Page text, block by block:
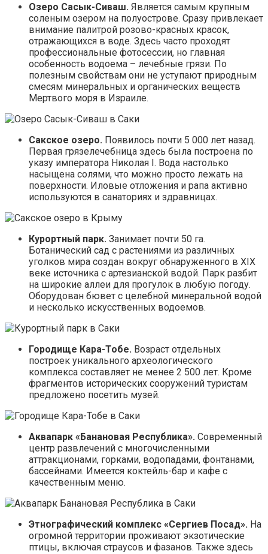
Озеро Сасык-Сиваш. Является самым крупным
соленым озером на полуострове. Сразу привлекает
внимание палитрой розово-красных красок,
отражающихся в воде. Здесь часто проходят
профессиональные фотосессии, но главная
особенность водоема – лечебные грязи. По
полезным свойствам они не уступают природным
смесям минеральных и органических веществ
Мертвого моря в Израиле.
Сакское озеро. Появилось почти 5 000 лет назад.
Первая грязелечебница здесь была построена по
указу императора Николая I. Вода настолько
насыщена солями, что можно просто лежать на
поверхности. Иловые отложения и рапа активно
используются в санаториях и здравницах.
Курортный парк. Занимает почти 50 га.
Ботанический сад с растениями из различных
уголков мира создан вокруг обнаруженного в XIX
веке источника с артезианской водой. Парк разбит
на широкие аллеи для прогулок в любую погоду.
Оборудован бювет с целебной минеральной водой
и несколько искусственных водоемов.
Городище Кара-Тобе. Возраст отдельных
построек уникального археологического
комплекса составляет не менее 2 500 лет. Кроме
фрагментов исторических сооружений туристам
предложено посетить музей.
Аквапарк «Банановая Республика». Современный
центр развлечений с многочисленными
аттракционами, горками, водопадами, фонтанами,
бассейнами. Имеется коктейль-бар и кафе с
качественным меню.
Этнографический комплекс «Сергиев Посад». На
огромной территории проживают экзотические
птицы, включая страусов и фазанов. Также здесь